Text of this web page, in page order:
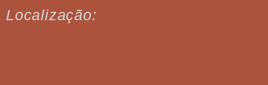
Localização: